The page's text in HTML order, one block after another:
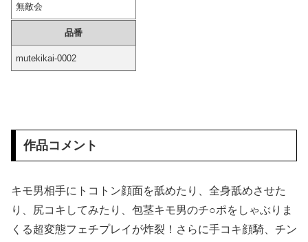
(画像)45歳のビキニ水着姿ｗｗｗｗｗｗｗｗｗｗｗｗｗｗｗ
【画像】 女漫画家しか描かないバトル漫画のワンシーンが発見さらるｗｗｗｗｗｗｗｗｗｗｗｗｗｗｗｗｗｗｗｗｗｗｗｗｗｗｗ
無敵会
品番
mutekikai-0002
作品コメント
キモ男相手にトコトン顔面を舐めたり、全身舐めさせた
り、尻コキしてみたり、包茎キモ男のチ○ポをしゃぶりま
くる超変態フェチプレイが炸裂！さらに手コキ顔騎、チン